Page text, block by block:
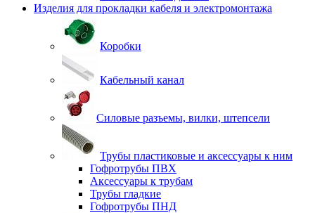
Изделия для прокладки кабеля и электромонтажа
Коробки
Кабельный канал
Силовые разъемы, вилки, штепсели
Трубы пластиковые и аксессуары к ним
Гофротрубы ПВХ
Аксессуары к трубам
Трубы гладкие
Гофротрубы ПНД